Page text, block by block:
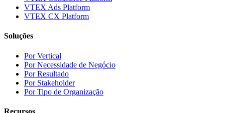
VTEX Ads Platform
VTEX CX Platform
Soluções
Por Vertical
Por Necessidade de Negócio
Por Resultado
Por Stakeholder
Por Tipo de Organização
Recursos